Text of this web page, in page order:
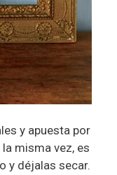
y apuesta por
misma vez, es
y déjalas secar.